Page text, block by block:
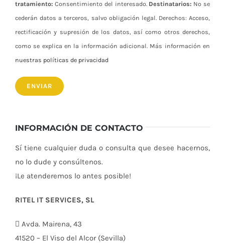
tratamiento: Consentimiento del interesado. Destinatarios: No se
cederán datos a terceros, salvo obligación legal. Derechos: Acceso,
rectificación y supresión de los datos, así como otros derechos,
como se explica en la información adicional. Más información en
nuestras políticas de privacidad
INFORMACIÓN DE CONTACTO
Sí tiene cualquier duda o consulta que desee hacernos,
no lo dude y consúltenos.
¡Le atenderemos lo antes posible!
RITEL IT SERVICES, SL
Avda. Mairena, 43
41520 – El Viso del Alcor (Sevilla)